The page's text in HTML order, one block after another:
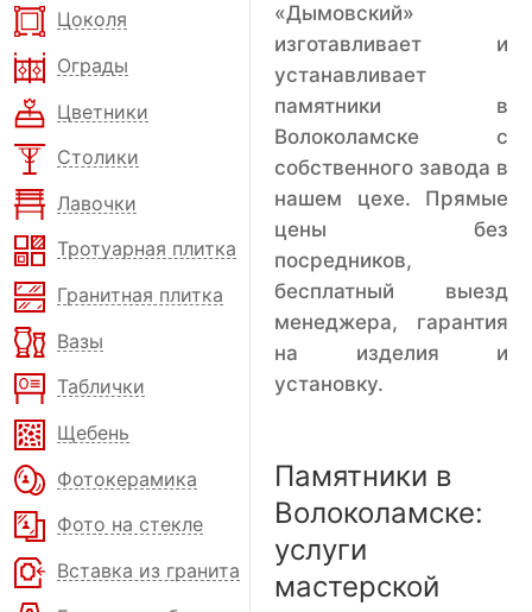
Цоколя
Ограды
Цветники
Столики
Лавочки
Тротуарная плитка
Гранитная плитка
Вазы
Таблички
Щебень
Фотокерамика
Фото на стекле
Вставка из гранита
«Дымовский»
изготавливает и
устанавливает
памятники в
Волоколамске с
собственного завода в
нашем цехе. Прямые
цены без
посредников,
бесплатный выезд
менеджера, гарантия
на изделия и
установку.
Памятники в
Волоколамске:
услуги
мастерской